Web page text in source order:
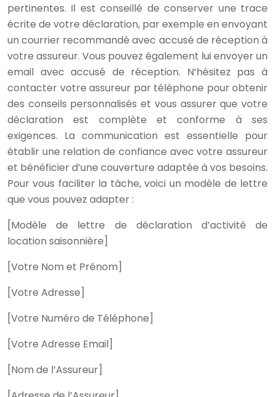
pertinentes. Il est conseillé de conserver une trace
écrite de votre déclaration, par exemple en envoyant
un courrier recommandé avec accusé de réception à
votre assureur. Vous pouvez également lui envoyer un
email avec accusé de réception. N’hésitez pas à
contacter votre assureur par téléphone pour obtenir
des conseils personnalisés et vous assurer que votre
déclaration est complète et conforme à ses
exigences. La communication est essentielle pour
établir une relation de confiance avec votre assureur
et bénéficier d’une couverture adaptée à vos besoins.
Pour vous faciliter la tâche, voici un modèle de lettre
que vous pouvez adapter :
[Modèle de lettre de déclaration d’activité de
location saisonnière]
[Votre Nom et Prénom]
[Votre Adresse]
[Votre Numéro de Téléphone]
[Votre Adresse Email]
[Nom de l’Assureur]